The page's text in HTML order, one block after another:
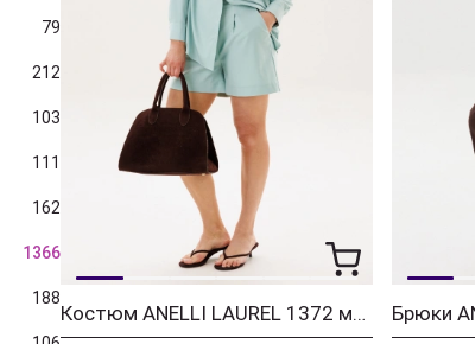
79
212
103
111
162
1366
188
Костюм ANELLI LAUREL 1372 мятный леденец